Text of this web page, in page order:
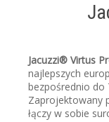
Jacuzzi® Virtus
najlepszych
bezpośrednio do
Zaprojektowany
łączy w sobie